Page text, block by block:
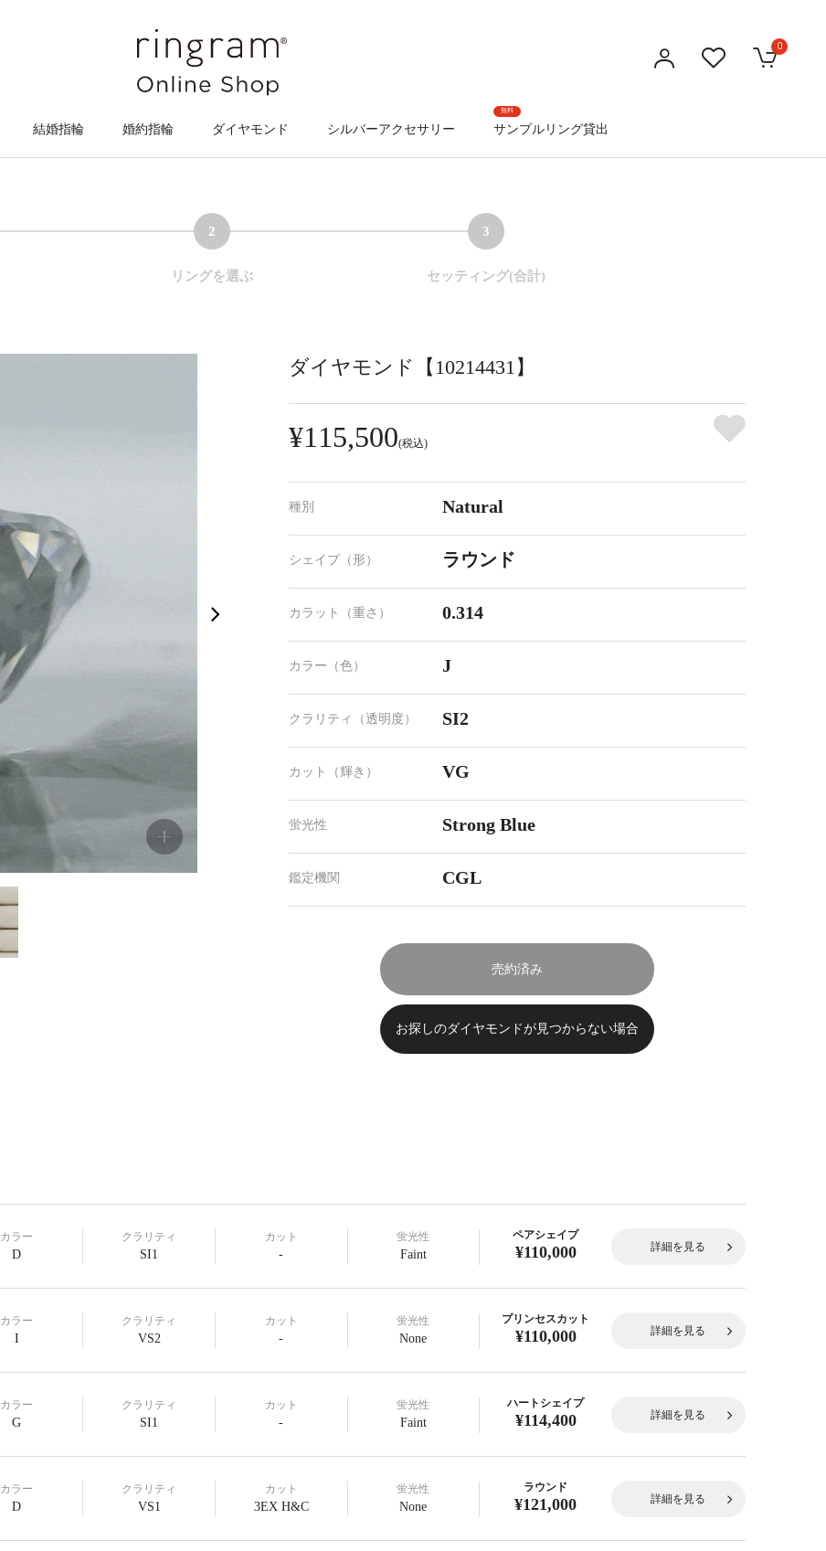
結婚指輪 婚約指輪 ダイヤモンド シルバーアクセサリー
無料
サンプルリング貸出
0
2
リングを選ぶ
3
セッティング(合計)
ダイヤモンド【10214431】
¥115,500(税込)
種別 Natural
シェイプ（形） ラウンド
カラット（重さ） 0.314
カラー（色） J
クラリティ（透明度） SI2
カット（輝き） VG
蛍光性 Strong Blue
鑑定機関 CGL
売約済み
お探しのダイヤモンドが見つからない場合
カラー
D
クラリティ
SI1
カット
-
蛍光性
Faint
ペアシェイプ
¥110,000 詳細を見る
カラー
I
クラリティ
VS2
カット
-
蛍光性
None
プリンセスカット
¥110,000 詳細を見る
カラー
G
クラリティ
SI1
カット
-
蛍光性
Faint
ハートシェイプ
¥114,400 詳細を見る
カラー
D
クラリティ
VS1
カット
3EX H&C
蛍光性
None
ラウンド
¥121,000 詳細を見る